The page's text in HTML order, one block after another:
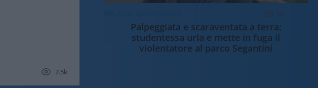
7.5k
5k
Palpeggiata e scaraventata a terra:
studentessa urla e mette in fuga il
violentatore al parco Segantini